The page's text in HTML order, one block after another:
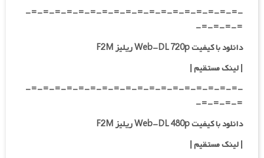
-=-=-=-=-=-=-=-=-=-=-=-=-=-=-=-=-=-=-
=-=-=-=-
دانلود با کیفیت Web-DL 720p ریلیز F2M
|لینک مستقیم|
-=-=-=-=-=-=-=-=-=-=-=-=-=-=-=-=-=-=-
=-=-=-=-
دانلود با کیفیت Web-DL 480p ریلیز F2M
|لینک مستقیم|